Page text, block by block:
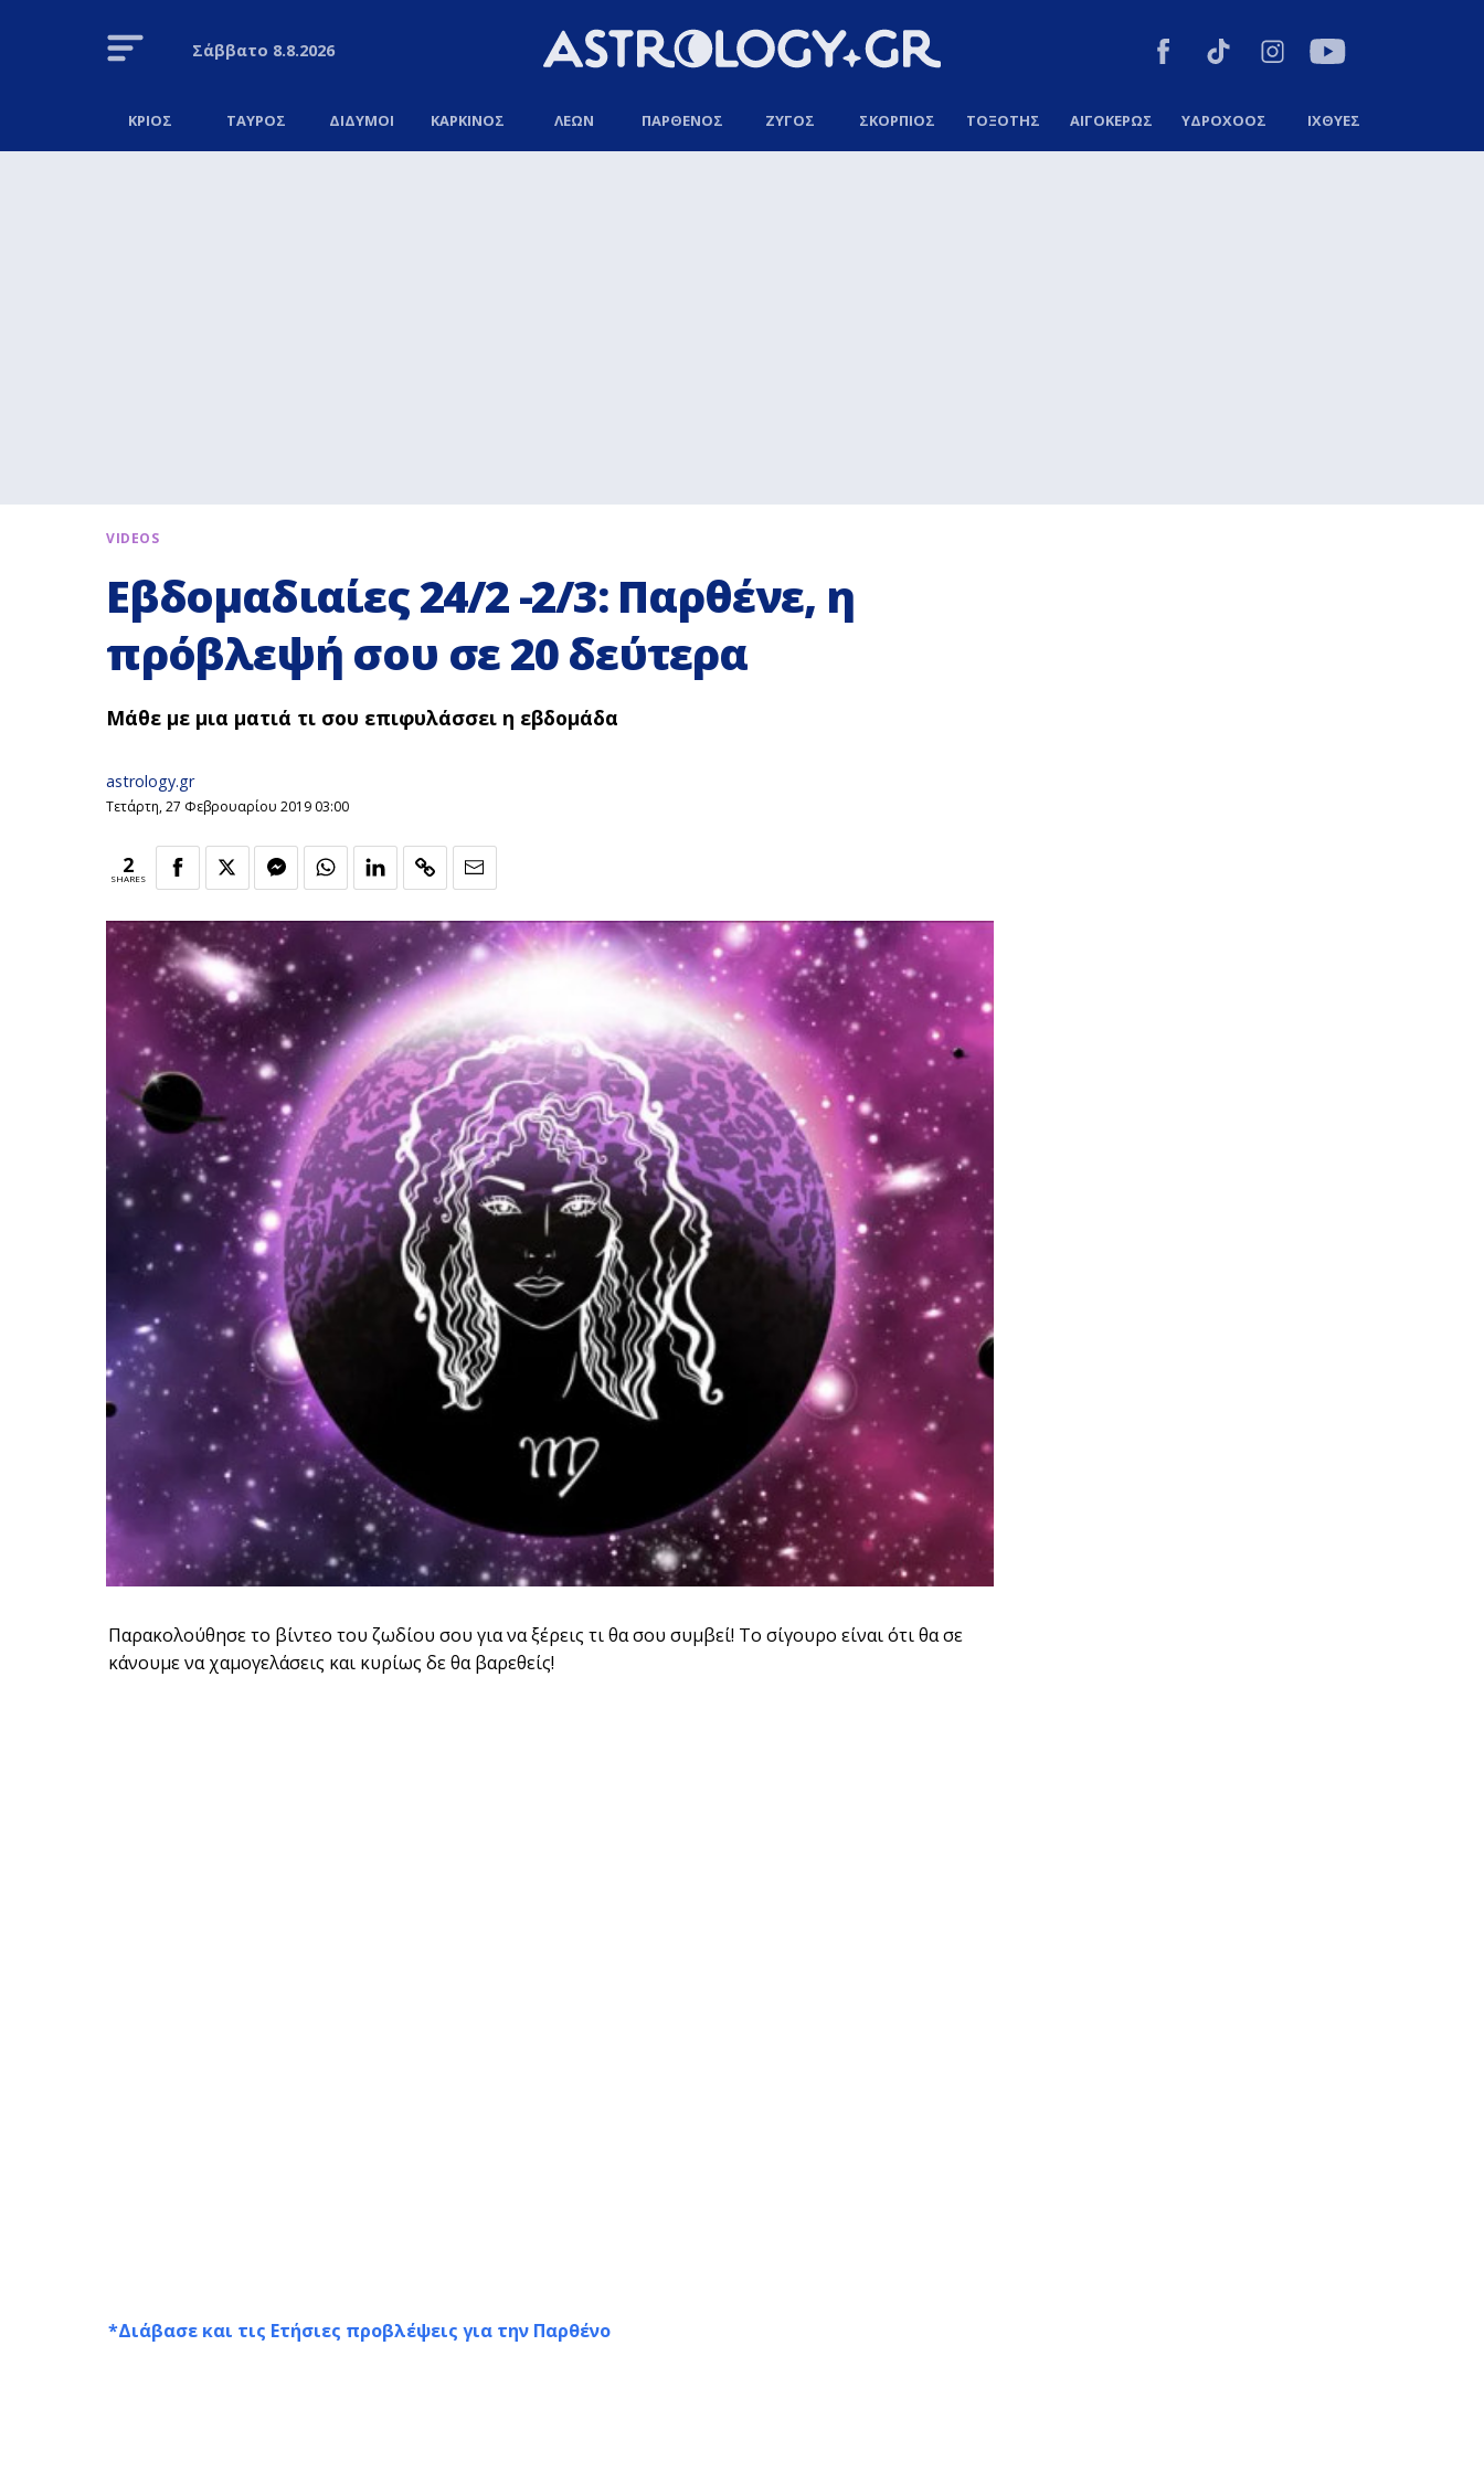
Σάββατο 8.8.2026
ΚΡΙΟΣ ΤΑΥΡΟΣ ΔΙΔΥΜΟΙ ΚΑΡΚΙΝΟΣ ΛΕΩΝ ΠΑΡΘΕΝΟΣ ΖΥΓΟΣ ΣΚΟΡΠΙΟΣ ΤΟΞΟΤΗΣ ΑΙΓΟΚΕΡΩΣ ΥΔΡΟΧΟΟΣ ΙΧΘΥΕΣ
VIDEOS
Εβδομαδιαίες 24/2 -2/3: Παρθένε, η
πρόβλεψή σου σε 20 δεύτερα
Μάθε με μια ματιά τι σου επιφυλάσσει η εβδομάδα
astrology.gr
Τετάρτη, 27 Φεβρουαρίου 2019 03:00
2
SHARES
Παρακολούθησε το βίντεο του ζωδίου σου για να ξέρεις τι θα σου συμβεί! Το σίγουρο είναι ότι θα σε
κάνουμε να χαμογελάσεις και κυρίως δε θα βαρεθείς!
*Διάβασε και τις Ετήσιες προβλέψεις για την Παρθένο